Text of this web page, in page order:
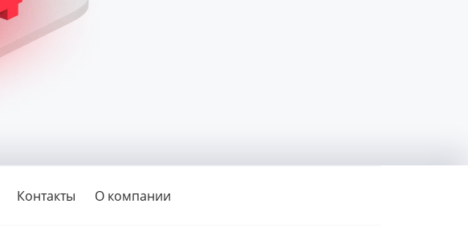
Контакты О компании